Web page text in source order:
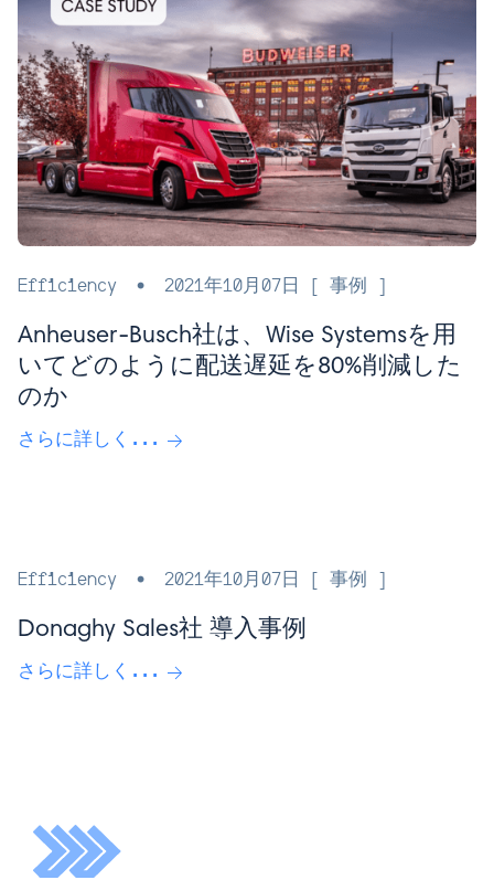
Efficiency • 2021年10月07日 [ 事例 ]
Anheuser-Busch社は、Wise Systemsを用
いてどのように配送遅延を80%削減した
のか
さらに詳しく...
Efficiency • 2021年10月07日 [ 事例 ]
Donaghy Sales社 導入事例
さらに詳しく...